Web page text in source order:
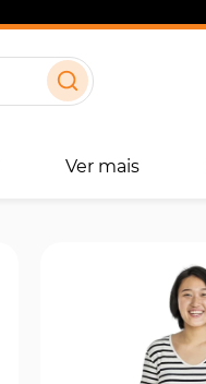
Ver mais